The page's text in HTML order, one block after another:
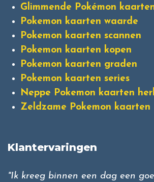
Glimmende Pokémon
Pokemon kaarten waarde
Pokemon kaarten scannen
Pokemon kaarten kopen
Pokemon kaarten graden
Pokemon kaarten series
Neppe Pokemon kaarten
Zeldzame Pokemon kaarten
Klantervaringen
"Ik kreeg binnen een dag een